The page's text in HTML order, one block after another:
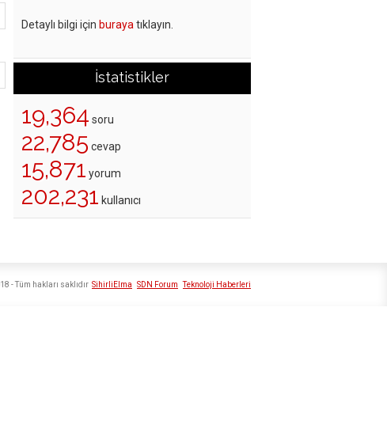
Detaylı bilgi için buraya tıklayın.
İstatistikler
19,364 soru
22,785 cevap
15,871 yorum
202,231 kullanıcı
SihirliElma SDN Forum Teknoloji Haberleri
- Tüm hakları saklıdır